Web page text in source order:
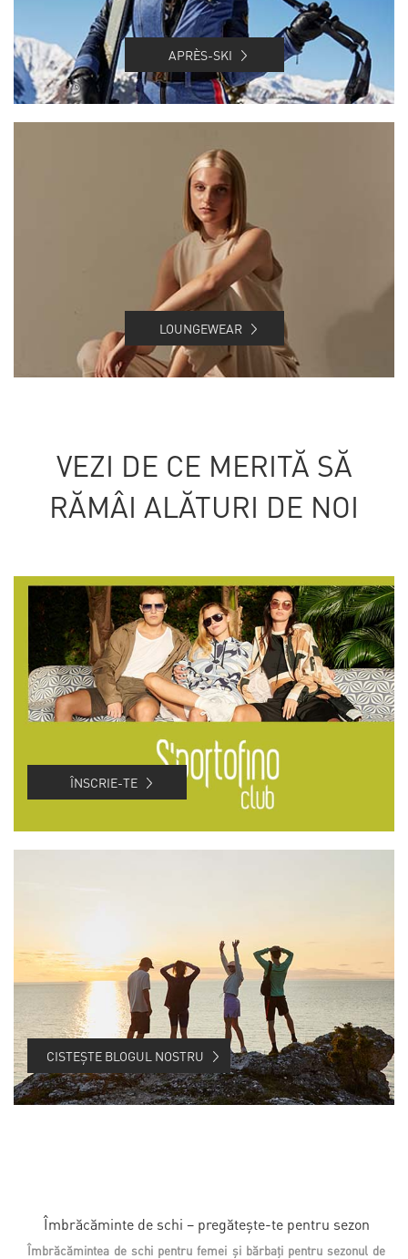
APRÈS-SKI
LOUNGEWEAR
VEZI DE CE MERITĂ SĂ
RĂMÂI ALĂTURI DE NOI
ÎNSCRIE-TE
CISTEȘTE BLOGUL NOSTRU
Îmbrăcăminte de schi – pregătește-te pentru sezon
Îmbrăcămintea de schi pentru femei și bărbați pentru sezonul de